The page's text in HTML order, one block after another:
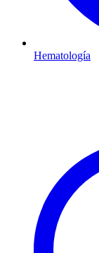
Hematología